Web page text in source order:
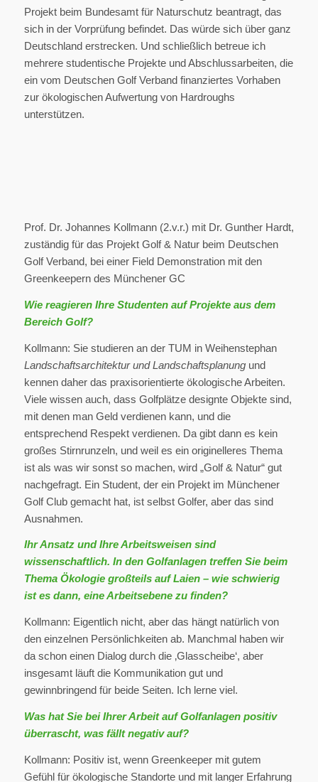
Projekt beim Bundesamt für Naturschutz beantragt, das
sich in der Vorprüfung befindet. Das würde sich über ganz
Deutschland erstrecken. Und schließlich betreue ich
mehrere studentische Projekte und Abschlussarbeiten, die
ein vom Deutschen Golf Verband finanziertes Vorhaben
zur ökologischen Aufwertung von Hardroughs
unterstützen.
Prof. Dr. Johannes Kollmann (2.v.r.) mit Dr. Gunther Hardt,
zuständig für das Projekt Golf & Natur beim Deutschen
Golf Verband, bei einer Field Demonstration mit den
Greenkeepern des Münchener GC
Wie reagieren Ihre Studenten auf Projekte aus dem
Bereich Golf?
Kollmann: Sie studieren an der TUM in Weihenstephan
Landschaftsarchitektur und Landschaftsplanungund
kennen daher das praxisorientierte ökologische Arbeiten.
Viele wissen auch, dass Golfplätze designte Objekte sind,
mit denen man Geld verdienen kann, und die
entsprechend Respekt verdienen. Da gibt dann es kein
großes Stirnrunzeln, und weil es ein originelleres Thema
ist als was wir sonst so machen, wird „Golf & Natur“ gut
nachgefragt. Ein Student, der ein Projekt im Münchener
Golf Club gemacht hat, ist selbst Golfer, aber das sind
Ausnahmen.
Ihr Ansatz und Ihre Arbeitsweisen sind
wissenschaftlich. In den Golfanlagen treffen Sie beim
Thema Ökologie großteils auf Laien – wie schwierig
ist es dann, eine Arbeitsebene zu finden?
Kollmann: Eigentlich nicht, aber das hängt natürlich von
den einzelnen Persönlichkeiten ab. Manchmal haben wir
da schon einen Dialog durch die ‚Glasscheibe‘, aber
insgesamt läuft die Kommunikation gut und
gewinnbringend für beide Seiten. Ich lerne viel.
Was hat Sie bei Ihrer Arbeit auf Golfanlagen positiv
überrascht, was fällt negativ auf?
Kollmann: Positiv ist, wenn Greenkeeper mit gutem
Gefühl für ökologische Standorte und mit langer Erfahrung